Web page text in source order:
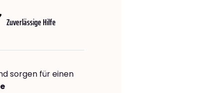
Zuverlässige Hilfe
sorgen für einen